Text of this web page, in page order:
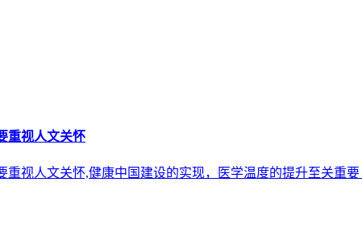
重视人文关怀
重视人文关怀,健康中国建设的实现，医学温度的提升至关重